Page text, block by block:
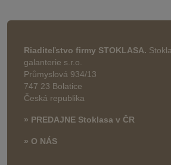
Riaditeľstvo firmy STOKLASA.
galanterie s.r.o.
Průmyslová 934/13
747 23 Bolatice
Česká republika
» PREDAJNE Stoklasa v ČR
» O NÁS